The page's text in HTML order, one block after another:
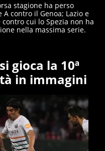
stagione ha perso
contro il Genoa; Lazio e
cui lo Spezia non ha
nella massima serie.
gioca la 10ª
in immagini